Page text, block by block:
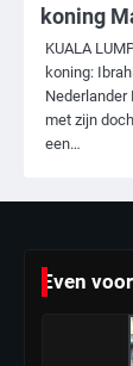
koning
KUALA
koning:
Nederlander
met zijn
een…
Even